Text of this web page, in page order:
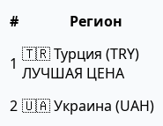
#
Регион
1 🇹🇷 Турция (TRY)
ЛУЧШАЯ ЦЕНА
2 🇺🇦 Украина (UAH)